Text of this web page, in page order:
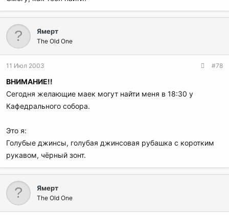
Ямерт
The Old One
11 Июл 2003 #78
ВНИМАНИЕ!!
Сегодня желающие маек могут найти меня в 18:30 у
Кафедрального собора.
Это я:
Голубые джинсы, голубая джинсовая рубашка с коротким
рукавом, чёрный зонт.
Ямерт
The Old One